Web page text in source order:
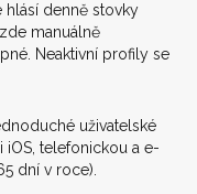
hlásí denně stovky
manuálně
Neaktivní profily se
uživatelské
telefonickou a e-
dní v roce).